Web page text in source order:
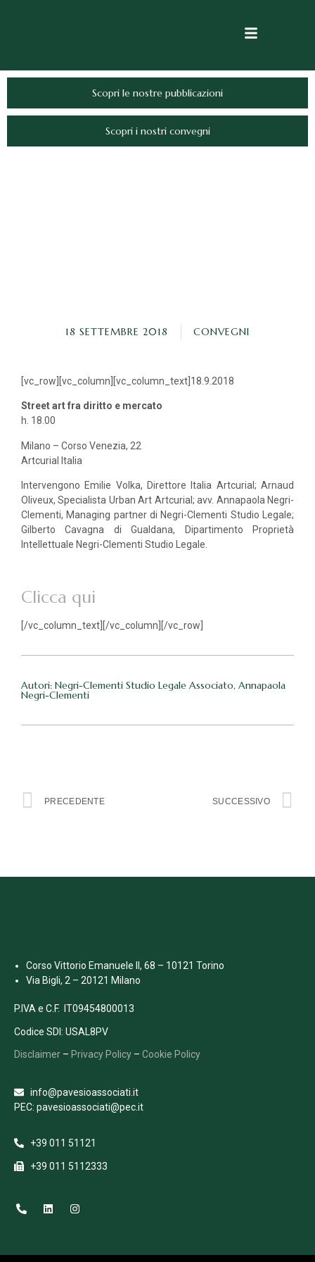
Scopri le nostre pubblicazioni
Scopri i nostri convegni
18 SETTEMBRE 2018 CONVEGNI
[vc_row][vc_column][vc_column_text]18.9.2018
Street art fra diritto e mercato
h. 18.00
Milano – Corso Venezia, 22
Artcurial Italia
Intervengono Emilie Volka, Direttore Italia Artcurial; Arnaud
Oliveux, Specialista Urban Art Artcurial; avv. Annapaola Negri-
Clementi, Managing partner di Negri-Clementi Studio Legale;
Gilberto Cavagna di Gualdana, Dipartimento Proprietà
Intellettuale Negri-Clementi Studio Legale.
Clicca qui
[/vc_column_text][/vc_column][/vc_row]
Autori: Negri-Clementi Studio Legale Associato, Annapaola
Negri-Clementi
PRECEDENTE SUCCESSIVO
Corso Vittorio Emanuele II, 68 – 10121 Torino
Via Bigli, 2 – 20121 Milano
P.IVA e C.F. IT09454800013
Codice SDI: USAL8PV
Disclaimer – Privacy Policy – Cookie Policy
info@pavesioassociati.it
PEC: pavesioassociati@pec.it
+39 011 51121
+39 011 5112333